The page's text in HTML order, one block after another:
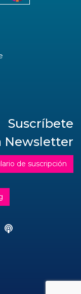
Suscríbete
Newsletter
de suscripción